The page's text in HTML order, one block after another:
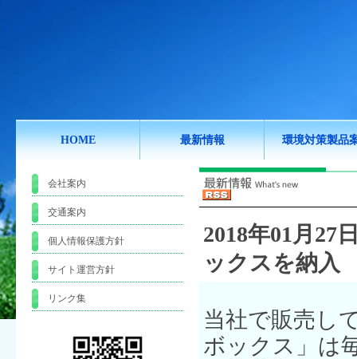
HOME 最新情報 環境対策製品
会社案内
交通案内
個人情報保護方針
サイト運営方針
リンク集
2018年01月27
ックスを納入
当社で販売し
ボックス」は